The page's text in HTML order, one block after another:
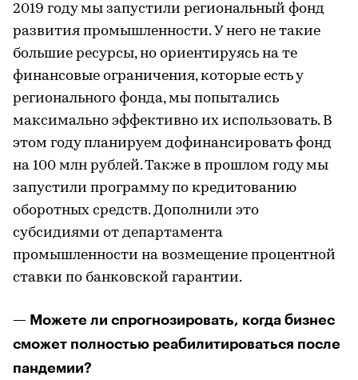
2019 году мы запустили региональный фонд
развития промышленности. У него не такие
большие ресурсы, но ориентируясь на те
финансовые ограничения, которые есть у
регионального фонда, мы попытались
максимально эффективно их использовать. В
этом году планируем дофинансировать фонд
на 100 млн рублей. Также в прошлом году мы
запустили программу по кредитованию
оборотных средств. Дополнили это
субсидиями от департамента
промышленности на возмещение процентной
ставки по банковской гарантии.
— Можете ли спрогнозировать, когда бизнес
сможет полностью реабилитироваться после
пандемии?